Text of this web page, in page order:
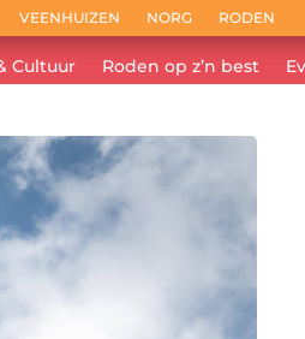
VEENHUIZEN NORG RODEN
Cultuur Roden op z’n best